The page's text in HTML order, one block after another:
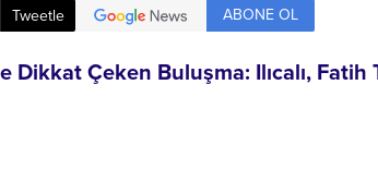
Tweetle ABONE OL
Dikkat Çeken Buluşma: Ilıcalı, Fatih